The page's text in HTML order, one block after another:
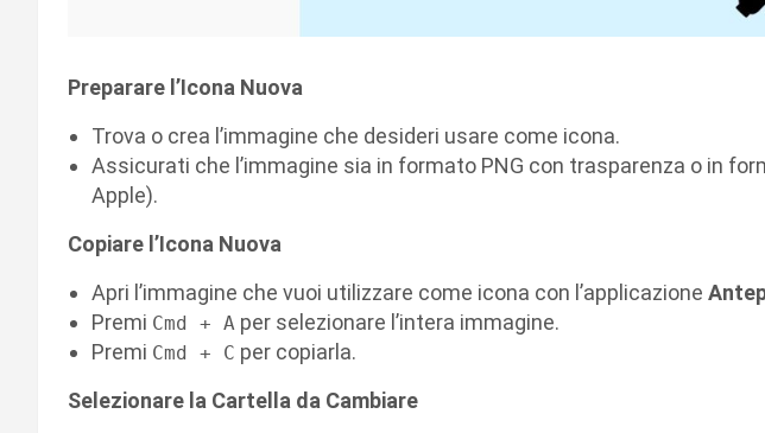
Preparare l’Icona Nuova
Trova o crea l’immagine che desideri usare come icona.
Assicurati che l’immagine sia in formato PNG con trasparenza o in
Apple).
Copiare l’Icona Nuova
Apri l’immagine che vuoi utilizzare come icona con l’applicazione
Premi Cmd + A per selezionare l’intera immagine.
Premi Cmd + C per copiarla.
Selezionare la Cartella da Cambiare